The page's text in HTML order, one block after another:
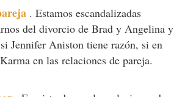
. Estamos escandalizadas
del divorcio de Brad y Angelina y
Jennifer Aniston tiene razón, si en
en las relaciones de pareja.